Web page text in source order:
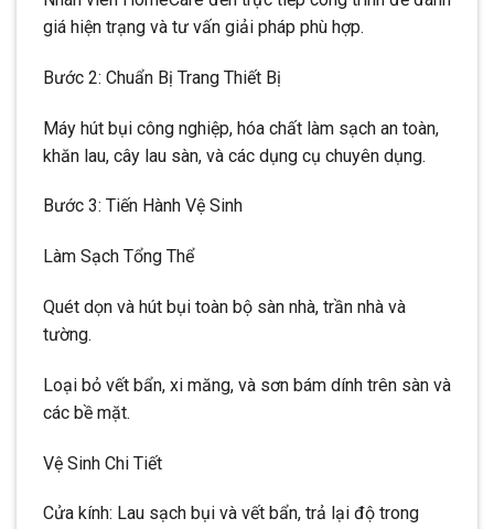
giá hiện trạng và tư vấn giải pháp phù hợp.
Bước 2: Chuẩn Bị Trang Thiết Bị
Máy hút bụi công nghiệp, hóa chất làm sạch an toàn,
khăn lau, cây lau sàn, và các dụng cụ chuyên dụng.
Bước 3: Tiến Hành Vệ Sinh
Làm Sạch Tổng Thể
Quét dọn và hút bụi toàn bộ sàn nhà, trần nhà và
tường.
Loại bỏ vết bẩn, xi măng, và sơn bám dính trên sàn và
các bề mặt.
Vệ Sinh Chi Tiết
Cửa kính: Lau sạch bụi và vết bẩn, trả lại độ trong